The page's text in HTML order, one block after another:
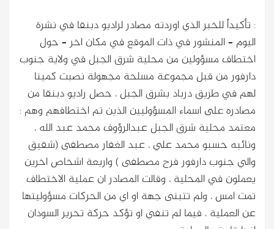
: تأكيداً للخبر الذي اوردته مصادر لراديو دبنقا في نشرة
اليوم – المنشور في ذات الموقع في مكان اخر – حول
اختطاف مسؤولين من محلية شرق الجبل في ولاية جنوب
دارفور من قبل مجموعة مسلحة مجهولة نصبت كمينا
لهم في طريق درباد بشرق الجبل ، حصل راديو دبنقا من
مصادره على اسماء المسؤوليين الذين تم اختطافهم وهم :
معتمد محلية شرق الجبل عبدالرؤوف محمد عبد الله ،
ونائبه حسبو محمد علي ، عبد الغفار مصطفى (شقيق
والي جنوب دارفور فرح مصطفى ) واربعة اشخاص اخرين
يعملونفي المحلية ، وقالت المصادر ان عملية الاختطاف
تمت امس ، ولم تتبنى جهة او اي من الحركات مسؤوليتها
عن العملية ، فيما لم تنفي او تؤكد حركة تحرير السودان